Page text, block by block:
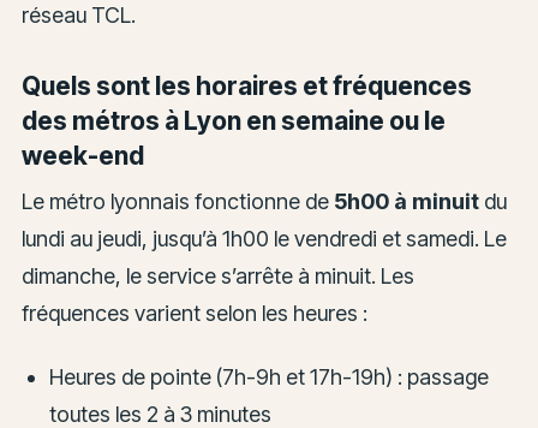
réseau TCL.
Quels sont les horaires et fréquences
des métros à Lyon en semaine ou le
week-end
Le métro lyonnais fonctionne de 5h00 à minuitdu
lundi au jeudi, jusqu’à 1h00 le vendredi et samedi. Le
dimanche, le service s’arrête à minuit. Les
fréquences varient selon les heures :
Heures de pointe (7h-9h et 17h-19h) : passage
toutes les 2 à 3 minutes